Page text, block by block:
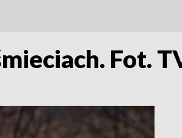
Fot.